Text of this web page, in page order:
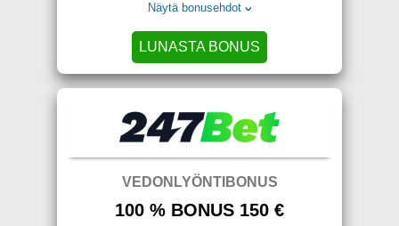
Näytä bonusehdot
LUNASTA BONUS
VEDONLYÖNTIBONUS
100 % BONUS 150 €